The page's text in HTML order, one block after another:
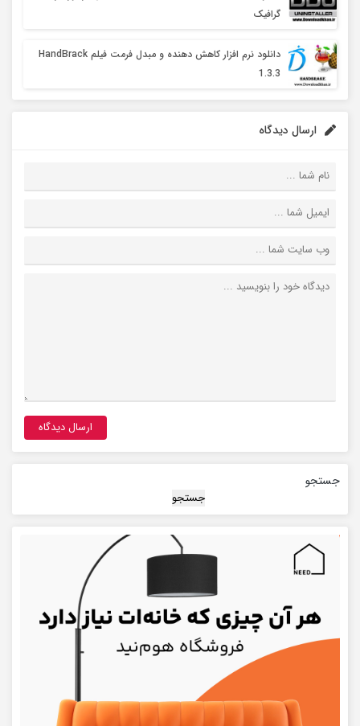
گرافیک
دانلود نرم افزار کاهش دهنده و مبدل فرمت فیلم HandBrack
1.3.3
ارسال دیدگاه
جستجو
جستجو